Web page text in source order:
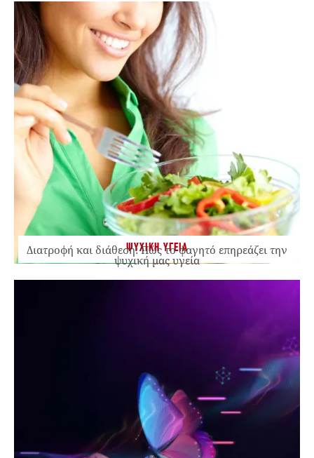
ΨΥΧΙΚΗ ΥΓΕΙΑ
Διατροφή και διάθεση: Πώς το φαγητό επηρεάζει την
ψυχική μας υγεία